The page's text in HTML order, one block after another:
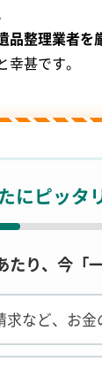
整理業者を
甚です。
にピッタ
たり、今「
求など、お金